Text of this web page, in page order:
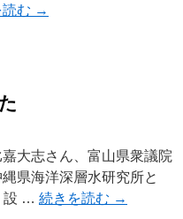
む →
大志さん、富山県衆議院
県海洋深層水研究所と
設 … 続きを読む →